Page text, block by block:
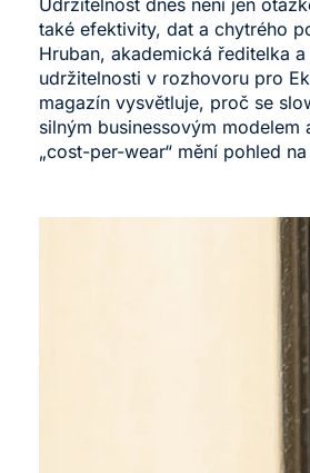
také efektivity, dat a chytrého
Hruban, akademická ředitelka
udržitelnosti v rozhovoru pro
magazín vysvětluje, proč se
silným businessovým modelem
„cost-per-wear“ mění pohled